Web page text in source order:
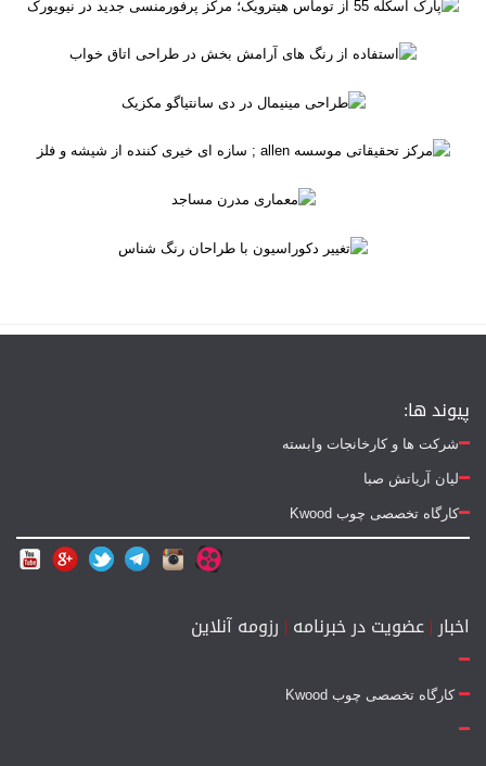
پیوند ها:
شرکت ها و کارخانجات وابسته
لیان آریاتش صبا
کارگاه تخصصی چوب Kwood
اخبار|عضویت در خبرنامه | رزومه آنلاین
کارگاه تخصصی چوب Kwood